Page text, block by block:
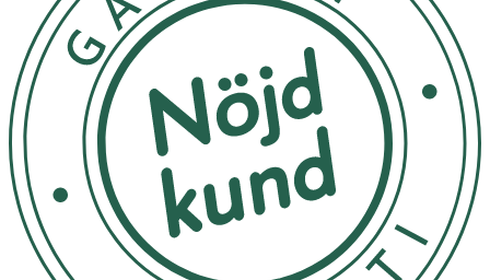
Fördela moussen i pälsen och massera i 5-10 minuter.
Skölj sedan noga med ljummet vatten.
Innehåll: Sodium myreth sulphate, Disodium cocoyl
glutamate, Sodium cocoyl glutamate, Laureth-9
(polidocanol), Urea, Sodium lactate, Panthenol, Glycerin,
Butylene glycol, Caprylyl glycol, Piroctone olamine, Ethyl
lauroyl arginate, Aqua.